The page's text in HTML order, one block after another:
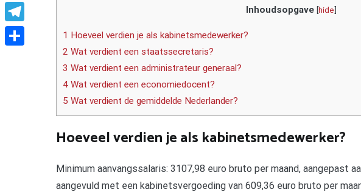
Inhoudsopgave [hide]
1 Hoeveel verdien je als kabinetsmedewerker?
2 Wat verdient een staatssecretaris?
3 Wat verdient een administrateur generaal?
4 Wat verdient een economiedocent?
5 Wat verdient de gemiddelde Nederlander?
Hoeveel verdien je als kabinetsmedewerker?
Minimum aanvangssalaris: 3107,98 euro bruto per maand, aangepast
aangevuld met een kabinetsvergoeding van 609,36 euro bruto per
WhatsApp
Telegram